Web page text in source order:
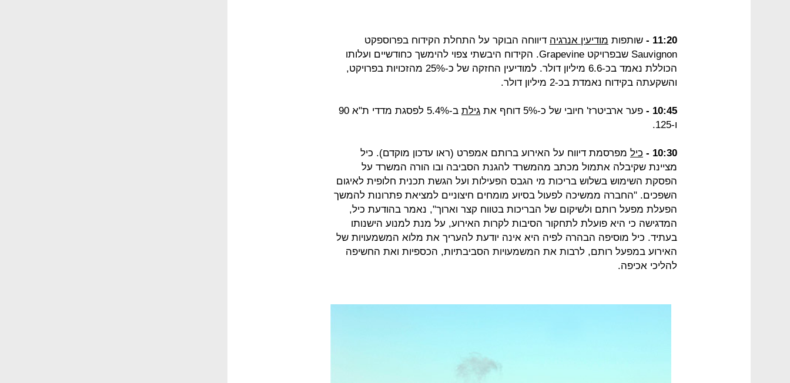
11:20 - שותפות מודיעין אנרגיה דיווחה הבוקר על התחלת הקידוח בפרוספקט
Sauvignon שבפרויקט Grapevine. הקידוח היבשתי צפוי להימשך כחודשיים ועלותו
הכוללת נאמד בכ-6.6 מיליון דולר. למודיעין החזקה של כ-25% מהזכויות בפרויקט,
והשקעתה בקידוח נאמדת בכ-2 מיליון דולר.
10:45 - פער ארביטרז' חיובי של כ-5% דוחף את גילת
ב-5.4% לפסגת מדדי ת"א 90
ו-125.
10:30 - כיל מפרסמת דיווח על האירוע ברותם אמפרט (ראו עדכון מוקדם). כיל
מציינת שקיבלה אתמול מכתב מהמשרד להגנת הסביבה ובו הורה המשרד על
הפסקת השימוש בשלוש בריכות מי הגבס הפעילות ועל הגשת תכנית חלופית לאיגום
השפכים. "החברה ממשיכה לפעול בסיוע מומחים חיצוניים למציאת פתרונות להמשך
הפעלת מפעל רותם ולשיקום של הבריכות בטווח קצר וארוך", נאמר בהודעת כיל,
המדגישה כי היא פועלת לתחקור הסיבות לקרות האירוע, על מנת למנוע הישנותו
בעתיד. כיל מוסיפה הבהרה לפיה היא אינה יודעת להעריך את מלוא המשמעויות של
האירוע במפעל רותם, לרבות את המשמעויות הסביבתיות, הכספיות ואת החשיפה
להליכי אכיפה.